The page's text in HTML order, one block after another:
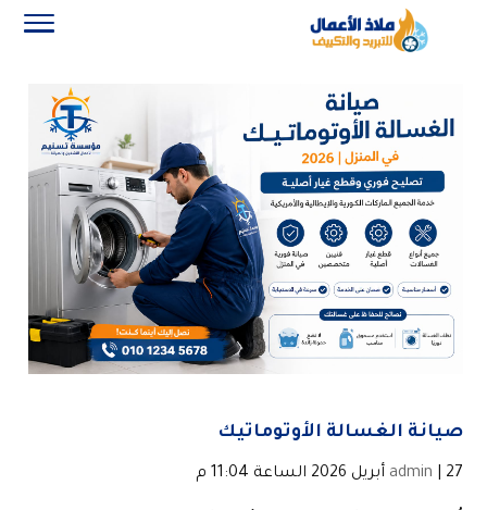
صيانة الغسالة الأوتوماتيك
admin | 27 أبريل 2026 الساعة 11:04 م